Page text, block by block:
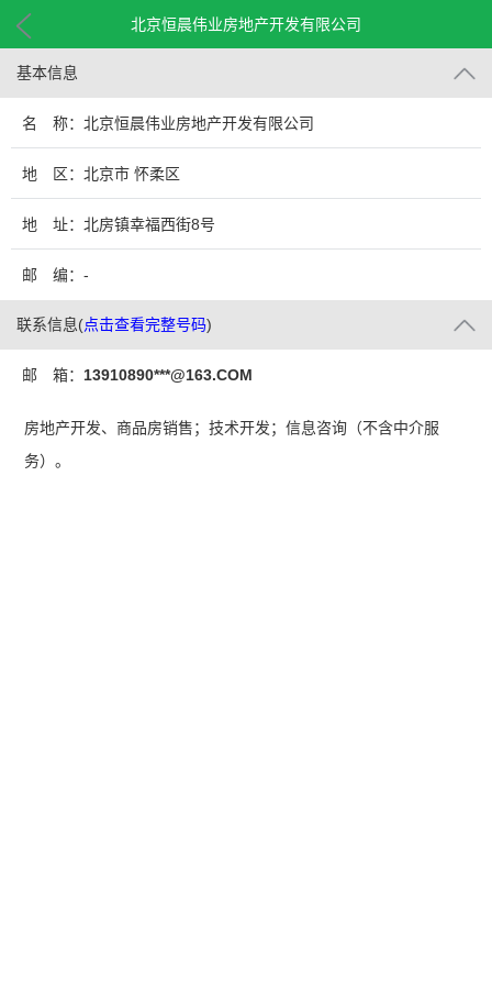
北京恒晨伟业房地产开发有限公司
基本信息
名 称：北京恒晨伟业房地产开发有限公司
地 区：北京市 怀柔区
地 址：北房镇幸福西街8号
邮 编：-
联系信息(点击查看完整号码)
邮 箱： 13910890***@163.COM
房地产开发、商品房销售；技术开发；信息咨询（不含中介服
务）。